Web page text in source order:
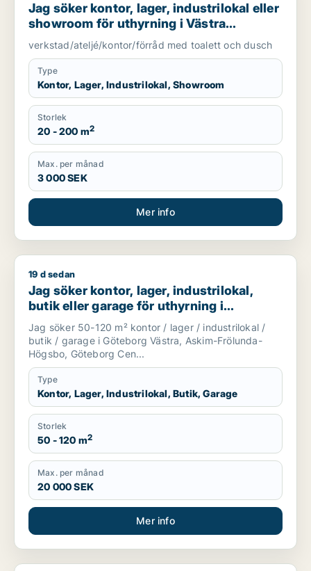
Jag söker kontor, lager, industrilokal eller
showroom för uthyrning i Västra
Götaland
verkstad/ateljé/kontor/förråd med toalett och dusch
Type
Kontor, Lager, Industrilokal, Showroom
Storlek
20 - 200 m2
Max. per månad
3 000 SEK
Mer info
Jag söker kontor, lager, industrilokal, butik eller garage för
19 d sedan
Jag söker kontor, lager, industrilokal,
butik eller garage för uthyrning i
Göteborg Västra, Askim-Frölunda-
Högsbo eller Göteborg Centrum m.fl.
Jag söker 50-120 m² kontor / lager / industrilokal /
butik / garage i Göteborg Västra, Askim-Frölunda-
Högsbo, Göteborg Cen...
Type
Kontor, Lager, Industrilokal, Butik, Garage
Storlek
50 - 120 m2
Max. per månad
20 000 SEK
Mer info